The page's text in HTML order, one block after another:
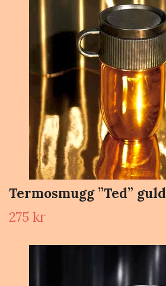
Termosmugg ”Ted” guld
275 kr